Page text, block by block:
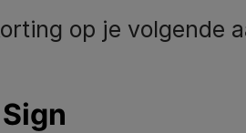
op je volgende
op